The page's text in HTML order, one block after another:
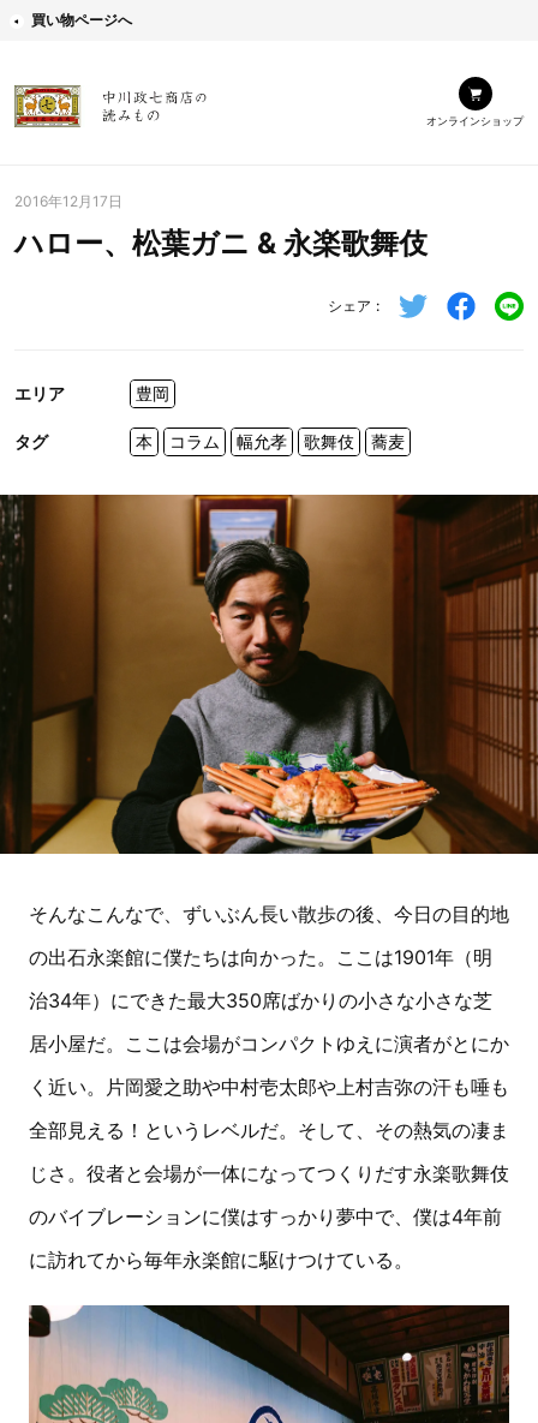
買い物ページへ
オンラインショップ
2016年12月17日
ハロー、松葉ガニ & 永楽歌舞伎
シェア
エリア 豊岡
タグ 本 コラム 幅允孝 歌舞伎 蕎麦
そんなこんなで、ずいぶん長い散歩の後、今日の目的地
の出石永楽館に僕たちは向かった。ここは1901年（明
治34年）にできた最大350席ばかりの小さな小さな芝
居小屋だ。ここは会場がコンパクトゆえに演者がとにか
く近い。片岡愛之助や中村壱太郎や上村吉弥の汗も唾も
全部見える！というレベルだ。そして、その熱気の凄ま
じさ。役者と会場が一体になってつくりだす永楽歌舞伎
のバイブレーションに僕はすっかり夢中で、僕は4年前
に訪れてから毎年永楽館に駆けつけている。